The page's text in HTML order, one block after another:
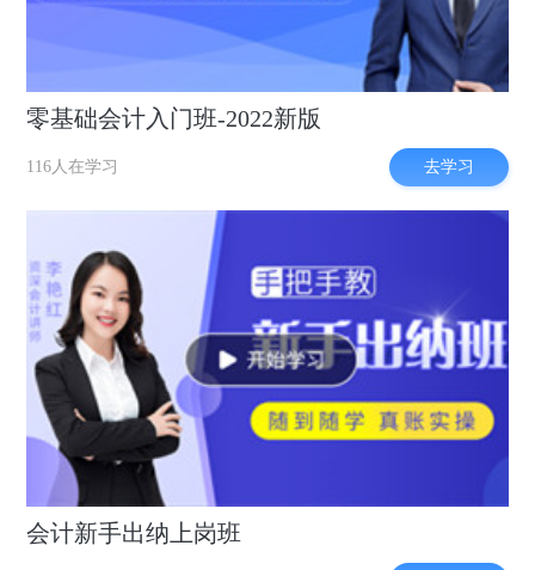
零基础会计入门班-2022新版
116人在学习 去学习
会计新手出纳上岗班